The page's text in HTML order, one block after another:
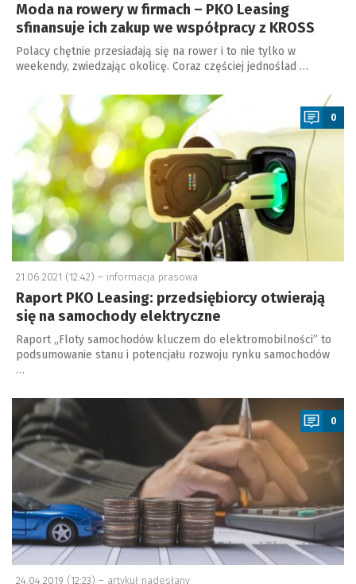
Moda na rowery w firmach – PKO Leasing
sfinansuje ich zakup we współpracy z KROSS
Polacy chętnie przesiadają się na rower i to nie tylko w
weekendy, zwiedzając okolicę. Coraz częściej jednoślad …
0
21.06.2021 (12:42) – informacja prasowa
Raport PKO Leasing: przedsiębiorcy otwierają
się na samochody elektryczne
Raport „Floty samochodów kluczem do elektromobilności” to
podsumowanie stanu i potencjału rozwoju rynku samochodów
…
a
0
24.04.2019 (12:23) – artykuł nadesłany